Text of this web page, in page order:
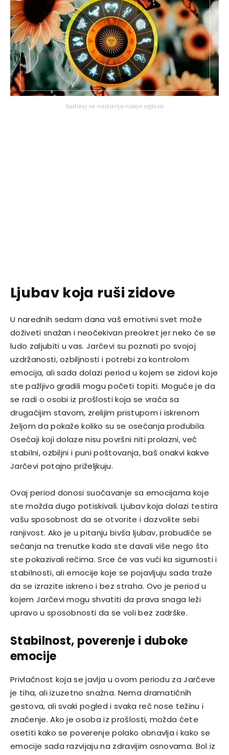
Sadržaj se nastavlja nakon oglasa
Ljubav koja ruši zidove
U narednih sedam dana vaš emotivni svet može
doživeti snažan i neočekivan preokret jer neko će se
ludo zaljubiti u vas. Jarčevi su poznati po svojoj
uzdržanosti, ozbiljnosti i potrebi za kontrolom
emocija, ali sada dolazi period u kojem se zidovi koje
ste pažljivo gradili mogu početi topiti. Moguće je da
se radi o osobi iz prošlosti koja se vraća sa
drugačijim stavom, zrelijim pristupom i iskrenom
željom da pokaže koliko su se osećanja produbila.
Osećaji koji dolaze nisu površni niti prolazni, već
stabilni, ozbiljni i puni poštovanja, baš onakvi kakve
Jarčevi potajno priželjkuju.
Ovaj period donosi suočavanje sa emocijama koje
ste možda dugo potiskivali. Ljubav koja dolazi testira
vašu sposobnost da se otvorite i dozvolite sebi
ranjivost. Ako je u pitanju bivša ljubav, probudiće se
sećanja na trenutke kada ste davali više nego što
ste pokazivali rečima. Srce će vas vući ka sigurnosti i
stabilnosti, ali emocije koje se pojavljuju sada traže
da se izrazite iskreno i bez straha. Ovo je period u
kojem Jarčevi mogu shvatiti da prava snaga leži
upravo u sposobnosti da se voli bez zadrške.
Stabilnost, poverenje i duboke
emocije
Privlačnost koja se javlja u ovom periodu za Jarčeve
je tiha, ali izuzetno snažna. Nema dramatičnih
gestova, ali svaki pogled i svaka reč nose težinu i
značenje. Ako je osoba iz prošlosti, možda ćete
osetiti kako se poverenje polako obnavlja i kako se
emocije sada razvijaju na zdravijim osnovama. Bol iz